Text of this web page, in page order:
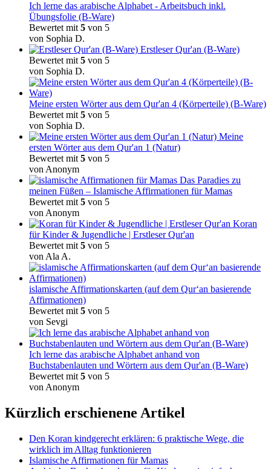
Ich lerne das arabische Alphabet - Arbeitsbuch inkl.
Übungsfolie (B-Ware)
Bewertet mit 5 von 5
von Sophia D.
Erstleser Qur'an (B-Ware)
Bewertet mit 5 von 5
von Sophia D.
Meine ersten Wörter aus dem Qur'an 4 (Körperteile) (B-Ware)
Bewertet mit 5 von 5
von Sophia D.
Meine
ersten Wörter aus dem Qur'an 1 (Natur)
Bewertet mit 5 von 5
von Anonym
Das Paradies zu
meinen Füßen – Islamische Affirmationen für Mamas
Bewertet mit 5 von 5
von Anonym
Koran
für Kinder & Jugendliche | Erstleser Qur'an
Bewertet mit 5 von 5
von Ala A.
islamische Affirmationskarten (auf dem Qur‘an basierende
Affirmationen)
Bewertet mit 5 von 5
von Sevgi
Ich lerne das arabische Alphabet anhand von
Buchstabenlauten und Wörtern aus dem Qur'an (B-Ware)
Bewertet mit 5 von 5
von Anonym
Kürzlich erschienene Artikel
Den Koran kindgerecht erklären: 6 praktische Wege, die
wirklich im Alltag funktionieren
Islamische Affirmationen für Mamas